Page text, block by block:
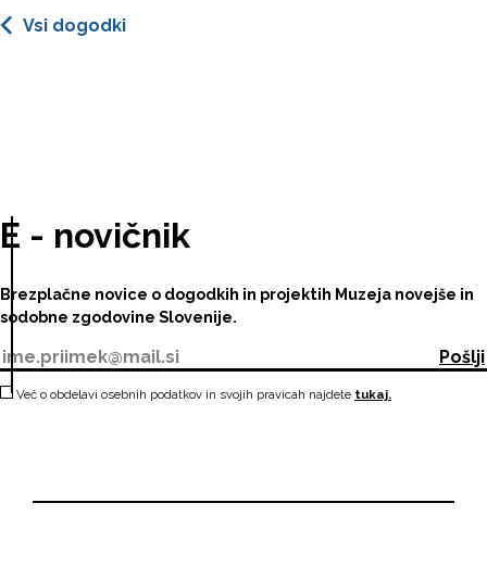
Vsi dogodki
E - novičnik
Brezplačne novice o dogodkih in projektih Muzeja novejše in
sodobne zgodovine Slovenije.
Pošlji
Več o obdelavi osebnih podatkov in svojih pravicah najdete tukaj.